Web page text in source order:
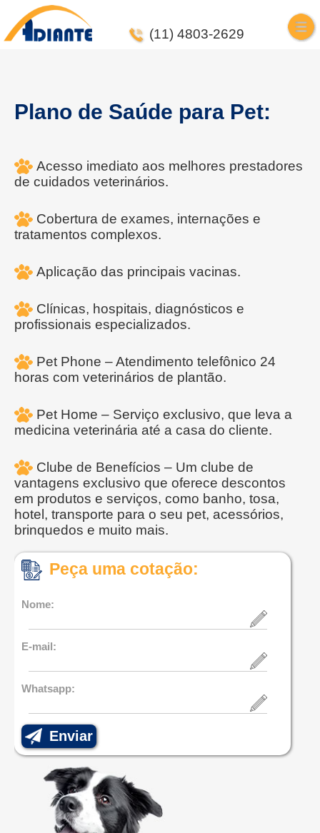
(11) 4803-2629
Plano de Saúde para Pet:
Acesso imediato aos melhores prestadores
de cuidados veterinários.
Cobertura de exames, internações e
tratamentos complexos.
Aplicação das principais vacinas.
Clínicas, hospitais, diagnósticos e
profissionais especializados.
Pet Phone – Atendimento telefônico 24
horas com veterinários de plantão.
Pet Home – Serviço exclusivo, que leva a
medicina veterinária até a casa do cliente.
Clube de Benefícios – Um clube de
vantagens exclusivo que oferece descontos
em produtos e serviços, como banho, tosa,
hotel, transporte para o seu pet, acessórios,
brinquedos e muito mais.
Peça uma cotação:
Nome:
E-mail:
Whatsapp:
Enviar